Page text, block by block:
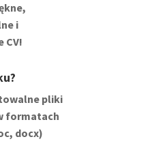
i
CV!
pliki
formatach
docx)